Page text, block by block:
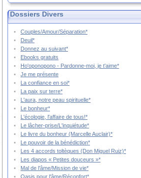
Dossiers Divers
Couples/Amour/Séparation*
Deuil*
Donnez au suivant*
Ebooks gratuits
Ho'oponopono - Pardonne-moi, je t'aime*
Je me présente
La confiance en soi*
La paix sur terre*
L'aura, notre peau spirituelle*
Le bonheur*
L'écologie, l'affaire de tous!*
Le lâcher-prise/L'inquiétude*
Le livre du bonheur (Marcelle Auclair)*
Le pouvoir de la bénédiction*
Les 4 accords toltèques (Don Miguel Ruiz)*
Les diapos « Petites douceurs »*
Mal de l'âme/Mission de vie*
Oasis pour l'âme/Réconfort*